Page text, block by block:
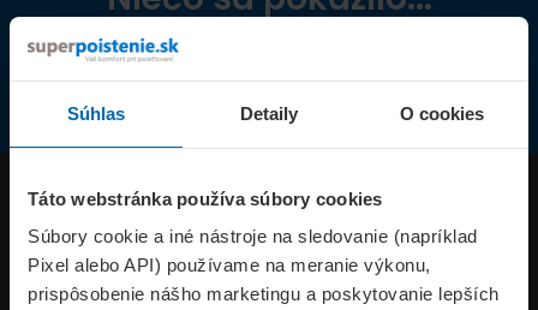
Súhlas Detaily O cookies
Táto webstránka používa súbory cookies
Súbory cookie a iné nástroje na sledovanie (napríklad
Pixel alebo API) používame na meranie výkonu,
prispôsobenie nášho marketingu a poskytovanie lepších
Přejít na úvodní stránku
Produkty
Superpoistenie.sk